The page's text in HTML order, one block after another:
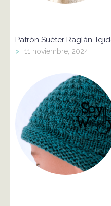
Patrón Suéter Raglán
> 11 noviembre, 2024